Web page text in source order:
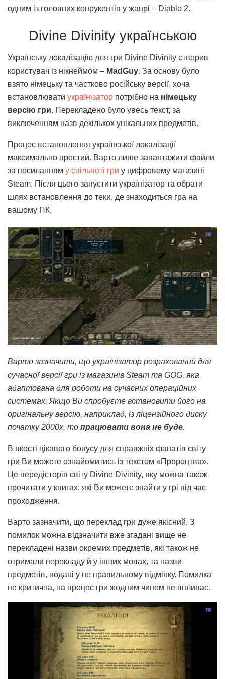
одним із головних конрукентів у жанрі – Diablo 2.
Divine Divinity українською
Українську локалізацію для гри Divine Divinity створив
користувач із нікнеймом – MadGuy. За основу було
взято німецьку та частково російську версії, хоча
встановлювати українізатор потрібно на німецьку
версію гри. Перекладено було увесь текст, за
виключенням назв декількох унікальних предметів.
Процес встановлення української локалізації
максимально простий. Варто лише завантажити файли
за посиланням у спільноті гри у цифровому магазині
Steam. Після цього запустити українізатор та обрати
шлях встановлення до теки, де знаходиться гра на
вашому ПК.
Варто зазначити, що українізатор розрахований для
сучасної версії гри із магазинів Steam та GOG, яка
адаптована для роботи на сучасних операційних
системах. Якщо Ви спробуєте встановити його на
оригінальну версію, наприклад, із ліцензійного диску
початку 2000х, то працювати вона не буде.
В якості цікавого бонусу для справжніх фанатів світу
гри Ви можете ознайомитись із текстом «Пророцтва».
Це передісторія світу Divine Divinity, яку можна також
прочитати у книгах, які Ви можете знайти у грі під час
проходження.
Варто зазначити, що переклад гри дуже якісний. З
помилок можна відзначити вже згадані вище не
перекладені назви окремих предметів, які також не
отримали перекладу й у інших мовах, та назви
предметів, подані у не правильному відмінку. Помилка
не критична, на процес гри жодним чином не впливає.